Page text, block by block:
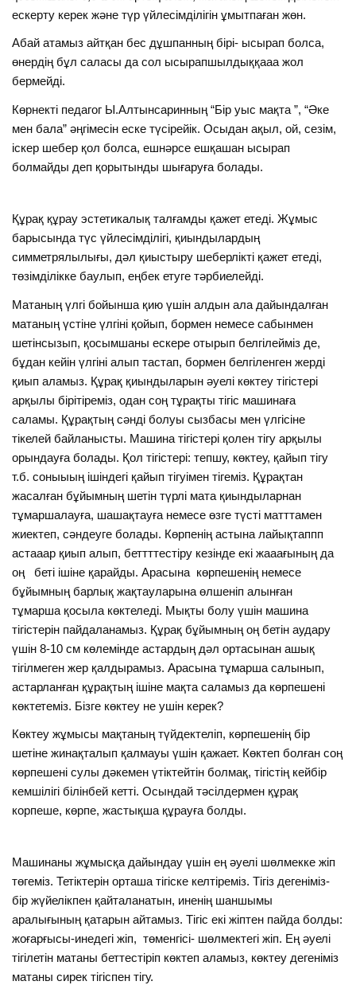
ескерту керек және түр үйлесімділігін ұмытпаған жөн.
Абай атамыз айтқан бес дұшпанның бірі- ысырап болса,
өнердің бұл саласы да сол ысырапшылдыққааа жол
бермейді.
Көрнекті педагог Ы.Алтынсаринның “Бір уыс мақта ”, “Әке
мен бала” әңгімесін еске түсірейік. Осыдан ақыл, ой, сезім,
іскер шебер қол болса, ешнәрсе ешқашан ысырап
болмайды деп қорытынды шығаруға болады.
Құрақ құрау эстетикалық талғамды қажет етеді. Жұмыс
барысында түс үйлесімділігі, қиындылардың
симметрялылығы, дәл қиыстыру шеберлікті қажет етеді,
төзімділікке баулып, еңбек етуге тәрбиелейді.
Матаның үлгі бойынша қию үшін алдын ала дайындалған
матаның үстіне үлгіні қойып, бормен немесе сабынмен
шетінсызып, қосымшаны ескере отырып белгілейміз де,
бұдан кейін үлгіні алып тастап, бормен белгіленген жерді
қиып аламыз. Құрақ қиындыларын әуелі көктеу тігістері
арқылы бірітіреміз, одан соң тұрақты тігіс машинаға
саламы. Құрақтың сәнді болуы сызбасы мен үлгісіне
тікелей байланысты. Машина тігістері қолен тігу арқылы
орындауға болады. Қол тігістері: тепшу, көктеу, қайып тігу
т.б. соныыың ішіндегі қайып тігуімен тігеміз. Құрақтан
жасалған бұйымның шетін түрлі мата қиындыларнан
тұмаршалауға, шашақтауға немесе өзге түсті матттамен
жиектеп, сәндеуге болады. Көрпенің астына лайықтаппп
астааар қиып алып, беттттестіру кезінде екі жааағының да
оң беті ішіне қарайды. Арасына көрпешенің немесе
бұйымның барлық жақтауларына өлшеніп алынған
тұмарша қосыла көктеледі. Мықты болу үшін машина
тігістерін пайдаланамыз. Құрақ бұйымның оң бетін аудару
үшін 8-10 см көлемінде астардың дәл ортасынан ашық
тігілмеген жер қалдырамыз. Арасына тұмарша салынып,
астарланған құрақтың ішіне мақта саламыз да көрпешені
көктетеміз. Бізге көктеу не ушін керек?
Көктеу жұмысы мақтаның түйдектеліп, көрпешенің бір
шетіне жинақталып қалмауы үшін қажает. Көктеп болған соң
көрпешені сулы дәкемен үтіктейтін болмақ, тігістің кейбір
кемшілігі білінбей кетті. Осындай тәсілдермен құрақ
корпеше, көрпе, жастықша құрауға болды.
Машинаны жұмысқа дайындау үшін ең әуелі шөлмекке жіп
төгеміз. Тетіктерін орташа тігіске келтіреміз. Тігіз дегеніміз-
бір жүйелікпен қайталанатын, иненің шаншымы
аралығының қатарын айтамыз. Тігіс екі жіптен пайда болды:
жоғарғысы-инедегі жіп, төменгісі- шөлмектегі жіп. Ең әуелі
тігілетін матаны беттестіріп көктеп аламыз, көктеу дегеніміз
матаны сирек тігіспен тігу.